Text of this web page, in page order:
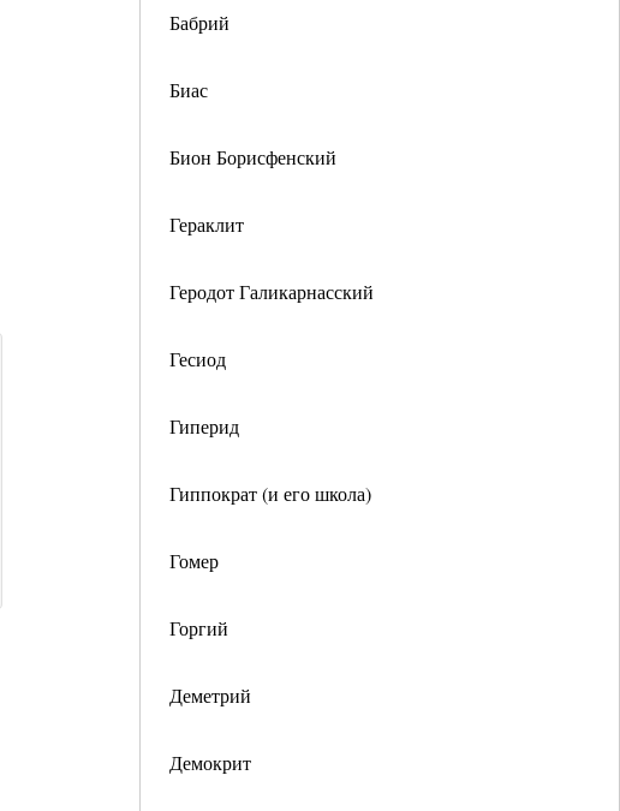
Бабрий
Биас
Бион Борисфенский
Гераклит
Геродот Галикарнасский
Гесиод
Гиперид
Гиппократ (и его школа)
Гомер
Горгий
Деметрий
Демокрит